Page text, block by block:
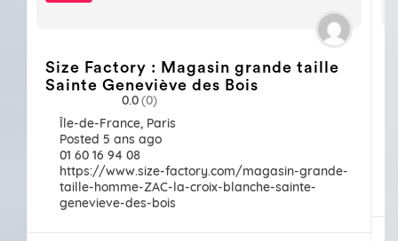
Size Factory : Magasin grande taille
Sainte Geneviève des Bois
0.0(0)
Île-de-France, Paris
Posted 5 ans ago
01 60 16 94 08
https://www.size-factory.com/magasin-grande-
taille-homme-ZAC-la-croix-blanche-sainte-
genevieve-des-bois